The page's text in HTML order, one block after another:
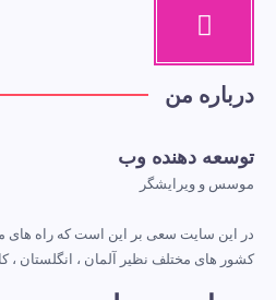
درباره من
توسعه دهنده وب
موسس و ویرایشگر
در این سایت سعی بر این است که راه های
کشور های مختلف نظیر آلمان ، انگلستان ،